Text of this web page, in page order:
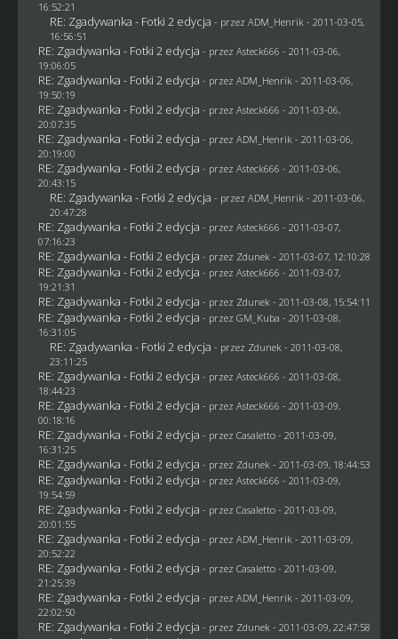
16:52:21
RE: Zgadywanka - Fotki 2 edycja - przez ADM_Henrik - 2011-03-05,
16:56:51
RE: Zgadywanka - Fotki 2 edycja - przez Asteck666 - 2011-03-06,
19:06:05
RE: Zgadywanka - Fotki 2 edycja - przez ADM_Henrik - 2011-03-06,
19:50:19
RE: Zgadywanka - Fotki 2 edycja - przez Asteck666 - 2011-03-06,
20:07:35
RE: Zgadywanka - Fotki 2 edycja - przez ADM_Henrik - 2011-03-06,
20:19:00
RE: Zgadywanka - Fotki 2 edycja - przez Asteck666 - 2011-03-06,
20:43:15
RE: Zgadywanka - Fotki 2 edycja - przez ADM_Henrik - 2011-03-06,
20:47:28
RE: Zgadywanka - Fotki 2 edycja - przez Asteck666 - 2011-03-07,
07:16:23
RE: Zgadywanka - Fotki 2 edycja - przez Zdunek - 2011-03-07, 12:10:28
RE: Zgadywanka - Fotki 2 edycja - przez Asteck666 - 2011-03-07,
19:21:31
RE: Zgadywanka - Fotki 2 edycja - przez Zdunek - 2011-03-08, 15:54:11
RE: Zgadywanka - Fotki 2 edycja - przez GM_Kuba - 2011-03-08,
16:31:05
RE: Zgadywanka - Fotki 2 edycja - przez Zdunek - 2011-03-08,
23:11:25
RE: Zgadywanka - Fotki 2 edycja - przez Asteck666 - 2011-03-08,
18:44:23
RE: Zgadywanka - Fotki 2 edycja - przez Asteck666 - 2011-03-09,
00:18:16
RE: Zgadywanka - Fotki 2 edycja - przez Casaletto- 2011-03-09,
16:31:25
RE: Zgadywanka - Fotki 2 edycja - przez Zdunek - 2011-03-09, 18:44:53
RE: Zgadywanka - Fotki 2 edycja - przez Asteck666 - 2011-03-09,
19:54:59
RE: Zgadywanka - Fotki 2 edycja - przez Casaletto- 2011-03-09,
20:01:55
RE: Zgadywanka - Fotki 2 edycja - przez ADM_Henrik - 2011-03-09,
20:52:22
RE: Zgadywanka - Fotki 2 edycja - przez Casaletto- 2011-03-09,
21:25:39
RE: Zgadywanka - Fotki 2 edycja - przez ADM_Henrik - 2011-03-09,
22:02:50
RE: Zgadywanka - Fotki 2 edycja - przez Zdunek - 2011-03-09, 22:47:58